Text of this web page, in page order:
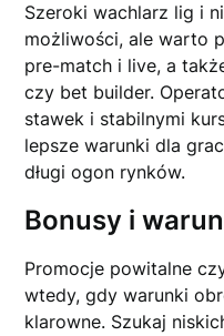
Szeroki wachlarz lig i
możliwości, ale warto
pre-match i live, a
czy bet builder.
stawek i stabilnymi
lepsze warunki dla
długi ogon rynków.
Bonusy i
Promocje powitalne
wtedy, gdy warunki
klarowne. Szukaj